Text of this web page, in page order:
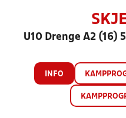
U10 Drenge A2 (16)
INFO